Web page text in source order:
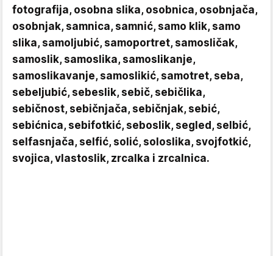
fotografija, osobna slika, osobnica, osobnjača,
osobnjak, samnica, samnić, samo klik, samo
slika, samoljubić, samoportret, samosličak,
samoslik, samoslika, samoslikanje,
samoslikavanje, samoslikić, samotret, seba,
sebeljubić, sebeslik, sebič, sebičlika,
sebičnost, sebičnjača, sebičnjak, sebić,
sebićnica, sebifotkić, seboslik, segled, selbić,
selfasnjača, selfić, solić, soloslika, svojfotkić,
svojica, vlastoslik, zrcalka i zrcalnica.